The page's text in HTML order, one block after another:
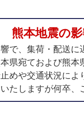
熊本地震の
で、集荷・配送
県宛ておよび熊
めや交通状況によ
たしますが何卒、